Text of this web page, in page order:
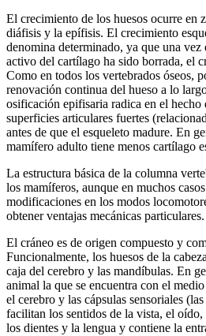
El crecimiento de los huesos ocurre en
diáfisis y la epífisis. El crecimiento
denomina determinado, ya que una
activo del cartílago ha sido borrada, el
Como en todos los vertebrados óseos,
renovación continua del hueso a lo
osificación epifisaria radica en el hecho
superficies articulares fuertes
antes de que el esqueleto madure. En
mamífero adulto tiene menos cartílago
La estructura básica de la columna
los mamíferos, aunque en muchos
modificaciones en los modos
obtener ventajas mecánicas particulares.
El cráneo es de origen compuesto y
Funcionalmente, los huesos de la
caja del cerebro y las mandíbulas. En
animal la que se encuentra con el
el cerebro y las cápsulas sensoriales
facilitan los sentidos de la vista, el
los dientes y la lengua y contiene la